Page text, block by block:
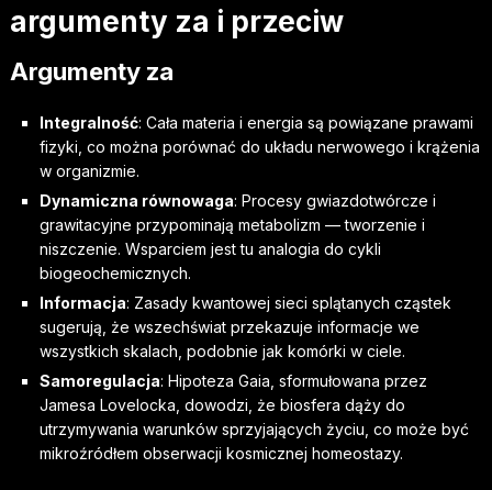
argumenty za i przeciw
Argumenty za
Integralność: Cała materia i energia są powiązane prawami
fizyki, co można porównać do układu nerwowego i krążenia
w organizmie.
Dynamiczna równowaga: Procesy gwiazdotwórcze i
grawitacyjne przypominają metabolizm — tworzenie i
niszczenie. Wsparciem jest tu analogia do cykli
biogeochemicznych.
Informacja: Zasady kwantowej sieci splątanych cząstek
sugerują, że wszechświat przekazuje informacje we
wszystkich skalach, podobnie jak komórki w ciele.
Samoregulacja: Hipoteza Gaia, sformułowana przez
Jamesa Lovelocka, dowodzi, że biosfera dąży do
utrzymywania warunków sprzyjających życiu, co może być
mikroźródłem obserwacji kosmicznej homeostazy.